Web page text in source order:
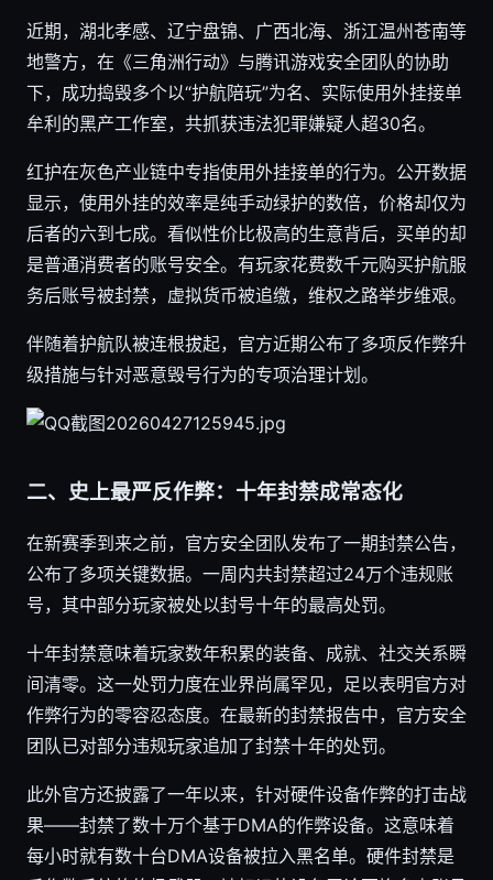
近期，湖北孝感、辽宁盘锦、广西北海、浙江温州苍南等
地警方，在《三角洲行动》与腾讯游戏安全团队的协助
下，成功捣毁多个以“护航陪玩”为名、实际使用外挂接单
牟利的黑产工作室，共抓获违法犯罪嫌疑人超30名。
红护在灰色产业链中专指使用外挂接单的行为。公开数据
显示，使用外挂的效率是纯手动绿护的数倍，价格却仅为
后者的六到七成。看似性价比极高的生意背后，买单的却
是普通消费者的账号安全。有玩家花费数千元购买护航服
务后账号被封禁，虚拟货币被追缴，维权之路举步维艰。
伴随着护航队被连根拔起，官方近期公布了多项反作弊升
级措施与针对恶意毁号行为的专项治理计划。
二、史上最严反作弊：十年封禁成常态化
在新赛季到来之前，官方安全团队发布了一期封禁公告，
公布了多项关键数据。一周内共封禁超过24万个违规账
号，其中部分玩家被处以封号十年的最高处罚。
十年封禁意味着玩家数年积累的装备、成就、社交关系瞬
间清零。这一处罚力度在业界尚属罕见，足以表明官方对
作弊行为的零容忍态度。在最新的封禁报告中，官方安全
团队已对部分违规玩家追加了封禁十年的处罚。
此外官方还披露了一年以来，针对硬件设备作弊的打击战
果——封禁了数十万个基于DMA的作弊设备。这意味着
每小时就有数十台DMA设备被拉入黑名单。硬件封禁是